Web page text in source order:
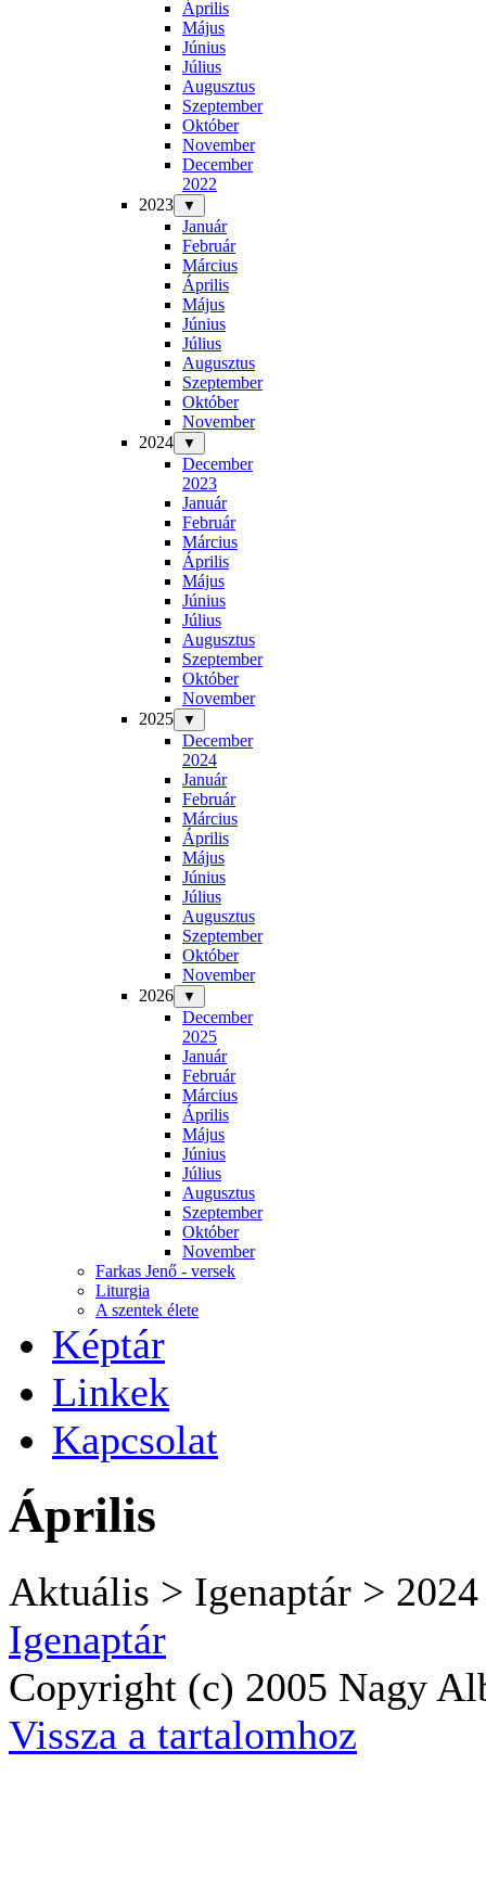
Április
Május
Június
Július
Augusztus
Szeptember
Október
November
December
2022
2023
▼
Január
Február
Március
Április
Május
Június
Július
Augusztus
Szeptember
Október
November
2024
▼
December
2023
Január
Február
Március
Április
Május
Június
Július
Augusztus
Szeptember
Október
November
2025
▼
December
2024
Január
Február
Március
Április
Május
Június
Július
Augusztus
Szeptember
Október
November
2026
▼
December
2025
Január
Február
Március
Április
Május
Június
Július
Augusztus
Szeptember
Október
November
Farkas Jenő - versek
Liturgia
A szentek élete
Képtár
Linkek
Kapcsolat
Április
Aktuális > Igenaptár > 2024
Igenaptár
Copyright (c) 2005 Nagy
Vissza a tartalomhoz